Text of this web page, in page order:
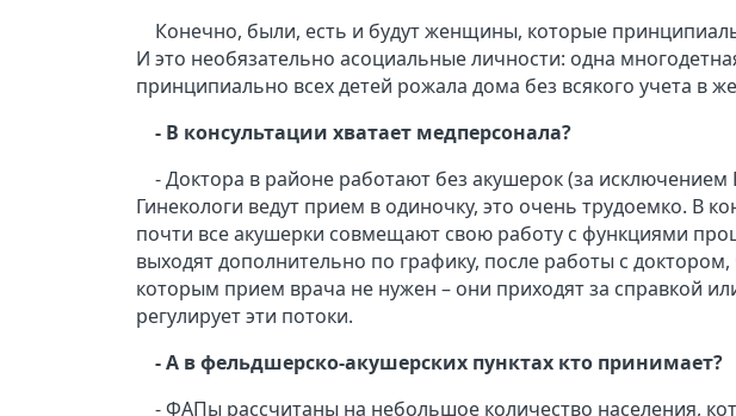
Конечно, были, есть и будут женщины, которые
И это необязательно асоциальные личности: одна
принципиально всех детей рожала дома без всякого учета в
- В консультации хватает медперсонала?
- Доктора в районе работают без акушерок (за
Гинекологи ведут прием в одиночку, это очень трудоемко. В
почти все акушерки совмещают свою работу с функциями
выходят дополнительно по графику, после работы с
которым прием врача не нужен – они приходят за справкой
регулирует эти потоки.
- А в фельдшерско-акушерских пунктах кто принимает?
- ФАПы рассчитаны на небольшое количество населения,